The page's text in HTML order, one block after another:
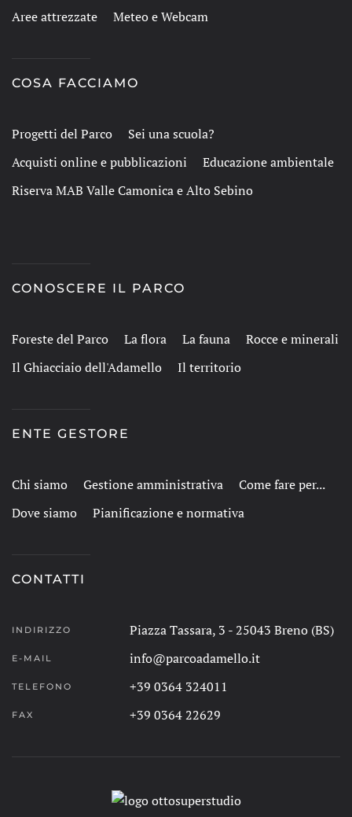
Aree attrezzate
Meteo e Webcam
COSA FACCIAMO
Progetti del Parco
Sei una scuola?
Acquisti online e pubblicazioni
Educazione ambientale
Riserva MAB Valle Camonica e Alto Sebino
CONOSCERE IL PARCO
Foreste del Parco La flora La fauna
Rocce e minerali
Il Ghiacciaio dell'Adamello
Il territorio
ENTE GESTORE
Chi siamo Gestione amministrativa
Come fare per...
Dove siamo
Pianificazione e normativa
CONTATTI
INDIRIZZO Piazza Tassara, 3 - 25043 Breno (BS)
E-MAIL info@parcoadamello.it
TELEFONO +39 0364 324011
FAX +39 0364 22629